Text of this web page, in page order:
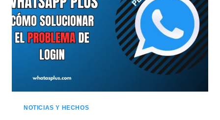
NOTICIAS Y HECHOS